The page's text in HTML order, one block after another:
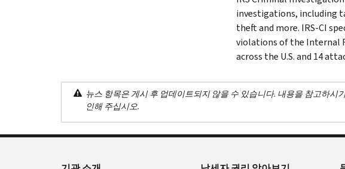
investigations, including
theft and more. IRS-CI
violations of the Internal
across the U.S. and 14
뉴스 항목은 게시 후 업데이트되지 않을 수 있습니다. 내용을 참고하시
인해 주십시오.